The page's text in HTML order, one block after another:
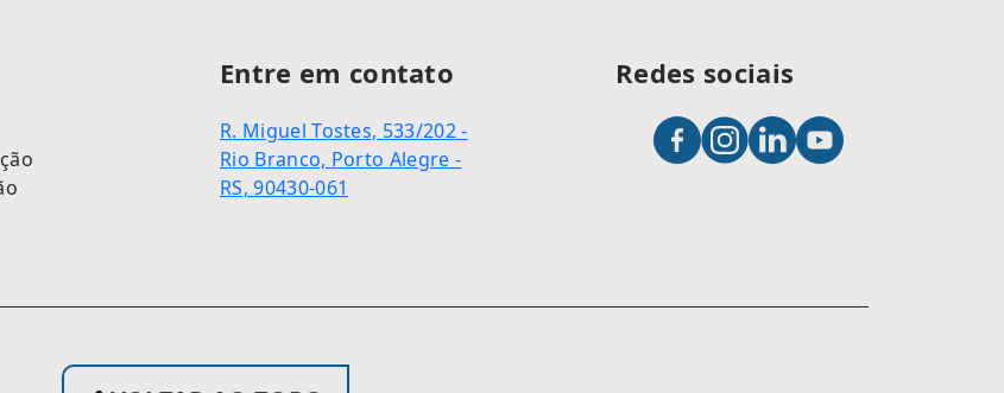
Entre em contato
R. Miguel Tostes, 533/202 -
Rio Branco, Porto Alegre -
RS, 90430-061
Redes sociais